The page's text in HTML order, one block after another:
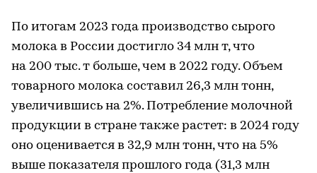
По итогам 2023 года производство сырого
молока в России достигло 34 млн т, что
на 200 тыс. т больше, чем в 2022 году. Объем
товарного молока составил 26,3 млн тонн,
увеличившись на 2%. Потребление молочной
продукции в стране также растет: в 2024 году
оно оценивается в 32,9 млн тонн, что на 5%
выше показателя прошлого года (31,3 млн